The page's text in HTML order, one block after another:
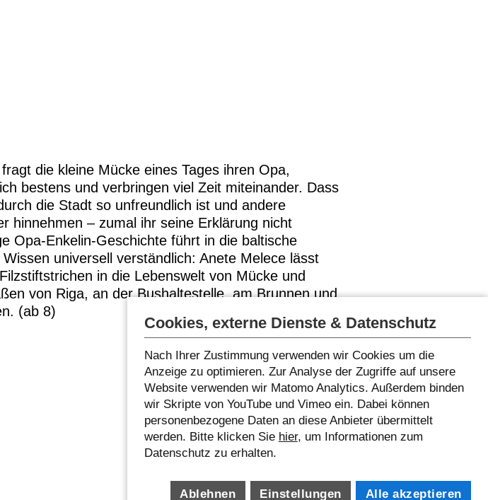
die kleine Mücke eines Tages ihren Opa,
bestens und verbringen viel Zeit miteinander. Dass
die Stadt so unfreundlich ist und andere
hinnehmen – zumal ihr seine Erklärung nicht
Opa-Enkelin-Geschichte führt in die baltische
universell verständlich: Anete Melece lässt
in die Lebenswelt von Mücke und
von Riga, an der Bushaltestelle, am Brunnen und
(ab 8)
Cookies, externe Dienste & Datenschutz
Nach Ihrer Zustimmung verwenden wir Cookies um die
Anzeige zu optimieren. Zur Analyse der Zugriffe auf unsere
Website verwenden wir Matomo Analytics. Außerdem binden
wir Skripte von YouTube und Vimeo ein. Dabei können
personenbezogene Daten an diese Anbieter übermittelt
werden. Bitte klicken Sie hier, um Informationen zum
Datenschutz zu erhalten.
Ablehnen Einstellungen Alle akzeptieren